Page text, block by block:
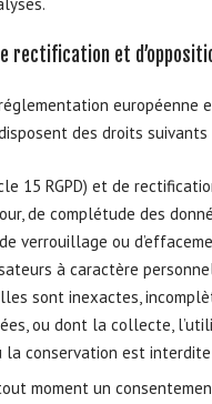
rectification et
européenne
des droits suivants
15 RGPD) et de
de complétude des
verrouillage ou
à caractère
sont inexactes,
ou dont la collecte,
la conservation est interdite
moment un